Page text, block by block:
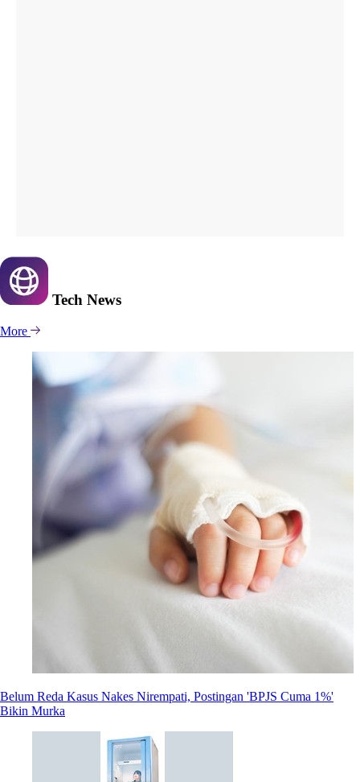
Tech News
More
Belum Reda Kasus Nakes Nirempati, Postingan 'BPJS Cuma 1%'
Bikin Murka